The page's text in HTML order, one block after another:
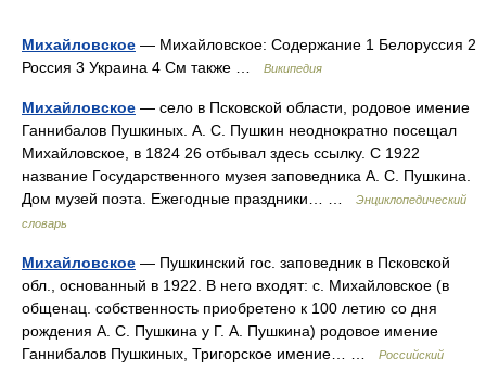
Михайловское — Михайловское: Содержание 1 Белоруссия 2
Россия 3 Украина 4 См также …
Википедия
Михайловское — село в Псковской области, родовое имение
Ганнибалов Пушкиных. А. С. Пушкин неоднократно посещал
Михайловское, в 1824 26 отбывал здесь ссылку. С 1922
название Государственного музея заповедника А. С. Пушкина.
Дом музей поэта. Ежегодные праздники… …
Энциклопедический
словарь
Михайловское — Пушкинский гос. заповедник в Псковской
обл., основанный в 1922. В него входят: с. Михайловское (в
общенац. собственность приобретено к 100 летию со дня
рождения А. С. Пушкина у Г. А. Пушкина) родовое имение
Ганнибалов Пушкиных, Тригорское имение… …
Российский